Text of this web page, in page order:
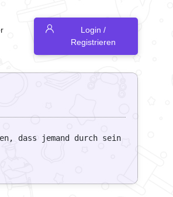
Login /
Registrieren
dass jemand durch sein